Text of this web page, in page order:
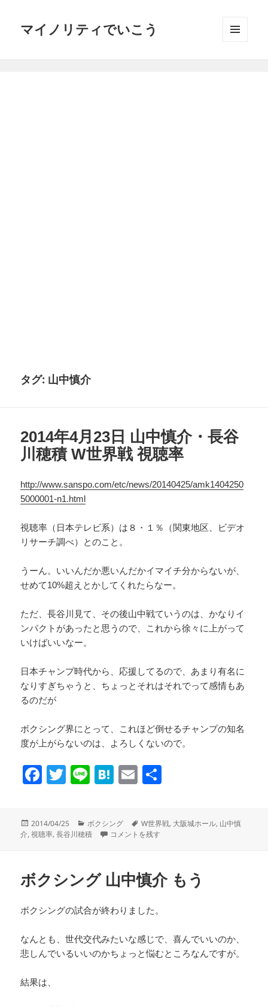
マイノリティでいこう
タグ: 山中慎介
2014年4月23日 山中慎介・長谷
川穂積 W世界戦 視聴率
http://www.sanspo.com/etc/news/20140425/amk1404250
5000001-n1.html
視聴率（日本テレビ系）は８・１％（関東地区、ビデオ
リサーチ調べ）とのこと。
うーん。いいんだか悪いんだかイマイチ分からないが、
せめて10%超えとかしてくれたらなー。
ただ、長谷川見て、その後山中戦ていうのは、かなりイ
ンパクトがあったと思うので、これから徐々に上がって
いけばいいなー。
日本チャンプ時代から、応援してるので、あまり有名に
なりすぎちゃうと、ちょっとそれはそれでって感情もあ
るのだが
ボクシング界にとって、これほど倒せるチャンプの知名
度が上がらないのは、よろしくないので。
F
e
o
o
k
T
er
Li
H
n
E
投
稿
2014/04/25
カ
テ
ボクシング
タ
グ
W世界戦, 大阪城ホール, 山中慎
介,視聴率,長谷川穂積 2014年4月23日 山中慎介・長谷川穂積 W世界戦
コメントを残す
ボクシング 山中慎介 もう
ボクシングの試合が終わりました。
なんとも、世代交代みたいな感じで、喜んでいいのか、
悲しんでいるいいのかちょっと悩むところなんですが。
結果は、